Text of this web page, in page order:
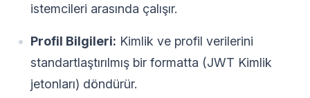
istemcileri arasında çalışır.
Profil Bilgileri: Kimlik ve profil verilerini
standartlaştırılmış bir formatta (JWT Kimlik
jetonları) döndürür.